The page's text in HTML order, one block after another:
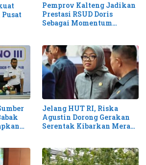
Pemprov Kalteng Jadikan
Prestasi RSUD Doris
Sebagai Momentum
Jelang HUT RI, Riska
Agustin Dorong Gerakan
Serentak Kibarkan Merah